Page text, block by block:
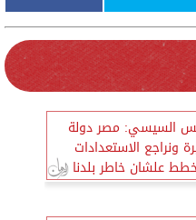
السيسي: مصر دولة
ونراجع الاستعدادات
علشان خاطر بلدنا